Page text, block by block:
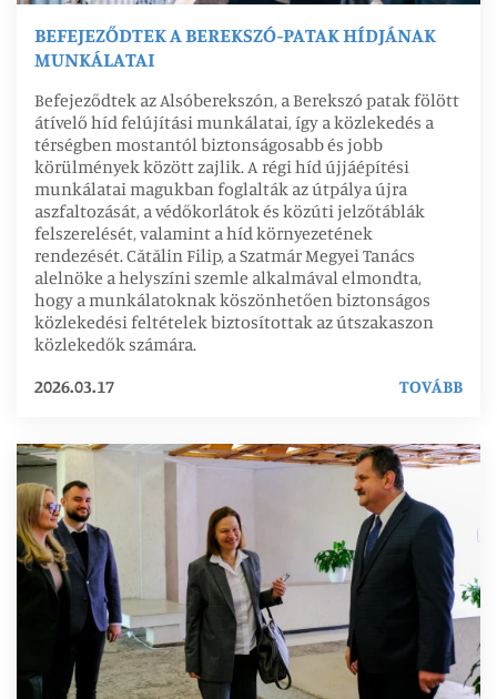
BEFEJEZŐDTEK A BEREKSZÓ-PATAK HÍDJÁNAK
MUNKÁLATAI
Befejeződtek az Alsóberekszón, a Berekszó patak fölött
átívelő híd felújítási munkálatai, így a közlekedés a
térségben mostantól biztonságosabb és jobb
körülmények között zajlik. A régi híd újjáépítési
munkálatai magukban foglalták az útpálya újra
aszfaltozását, a védőkorlátok és közúti jelzőtáblák
felszerelését, valamint a híd környezetének
rendezését. Cătălin Filip, a Szatmár Megyei Tanács
alelnöke a helyszíni szemle alkalmával elmondta,
hogy a munkálatoknak köszönhetően biztonságos
közlekedési feltételek biztosítottak az útszakaszon
közlekedők számára.
2026.03.17
TOVÁBB